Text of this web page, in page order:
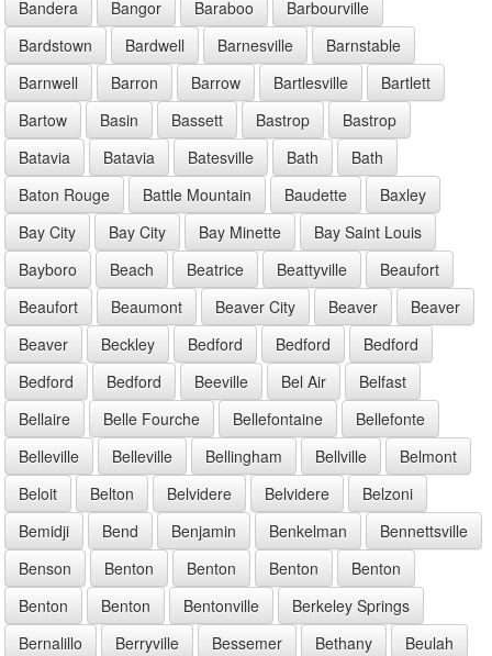
Bandera
Bangor Baraboo
Barbourville
Bardstown
Bardwell Barnesville
Barnstable
Barnwell
Barron Barrow Bartlesville
Bartlett
Bartow
Basin Bassett Bastrop
Bastrop
Batavia
Batavia Batesville Bath
Bath
Baton Rouge
Battle Mountain Baudette
Baxley
Bay City
Bay City Bay Minette
Bay Saint Louis
Bayboro
Beach Beatrice Beattyville
Beaufort
Beaufort
Beaumont Beaver City Beaver
Beaver
Beaver
Beckley Bedford Bedford
Bedford
Bedford
Bedford Beeville Bel Air
Belfast
Bellaire
Belle Fourche Bellefontaine
Bellefonte
Belleville
Belleville Bellingham Bellville
Belmont
Beloit
Belton Belvidere Belvidere
Belzoni
Bemidji
Bend Benjamin Benkelman
Bennettsville
Benson
Benton Benton Benton
Benton
Benton
Benton Bentonville
Berkeley Springs
Bernalillo
Berryville Bessemer Bethany
Beulah